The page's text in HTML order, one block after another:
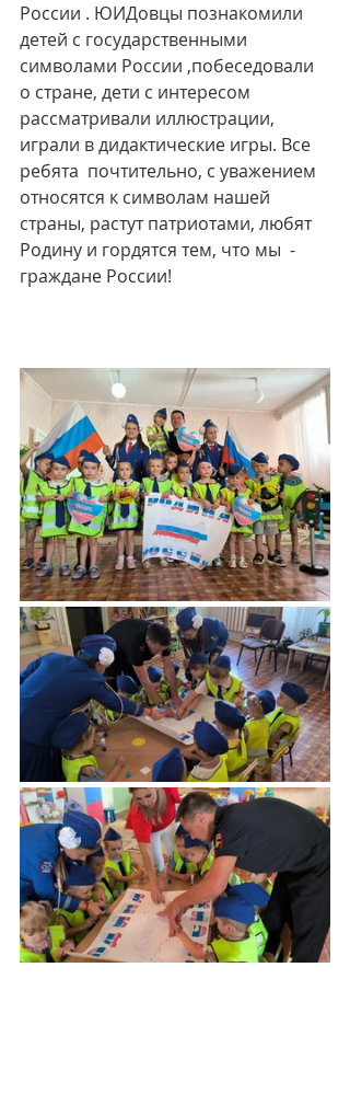
России . ЮИДовцы познакомили
детей с государственными
символами России ,побеседовали
о стране, дети с интересом
рассматривали иллюстрации,
играли в дидактические игры. Все
ребята  почтительно, с уважением
относятся к символам нашей
страны, растут патриотами, любят
Родину и гордятся тем, что мы  -
граждане России!